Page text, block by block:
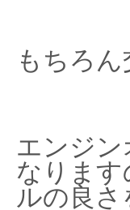
もちろ
エンジ
なりま
ルの良